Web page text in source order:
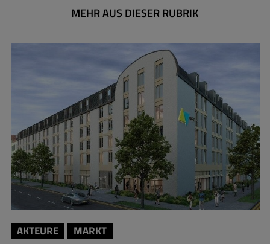
MEHR AUS DIESER RUBRIK
AKTEURE MARKT